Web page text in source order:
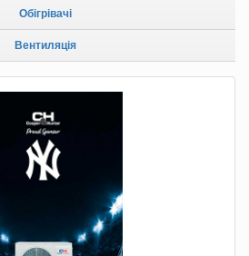
Обігрівачі
Вентиляція